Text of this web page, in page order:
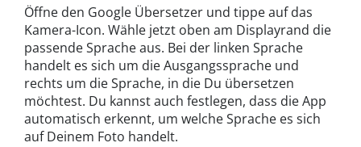
Öffne den Google Übersetzer und tippe auf das
Kamera-Icon. Wähle jetzt oben am Displayrand die
passende Sprache aus. Bei der linken Sprache
handelt es sich um die Ausgangssprache und
rechts um die Sprache, in die Du übersetzen
möchtest. Du kannst auch festlegen, dass die App
automatisch erkennt, um welche Sprache es sich
auf Deinem Foto handelt.